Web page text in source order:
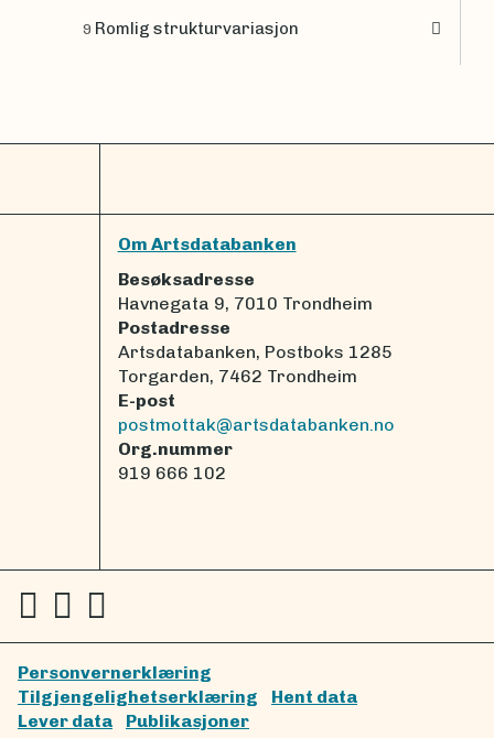
9 Romlig strukturvariasjon
Om Artsdatabanken
Besøksadresse
Havnegata 9, 7010 Trondheim
Postadresse
Artsdatabanken, Postboks 1285
Torgarden, 7462 Trondheim
E-post
postmottak@artsdatabanken.no
Org.nummer
919 666 102
Personvernerklæring
Tilgjengelighetserklæring
Hent data
Lever data
Publikasjoner